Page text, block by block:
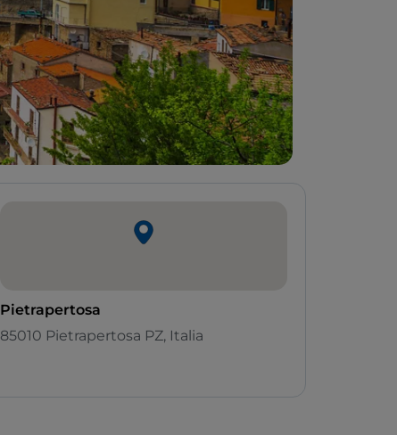
Pietrapertosa
85010 Pietrapertosa PZ, Italia